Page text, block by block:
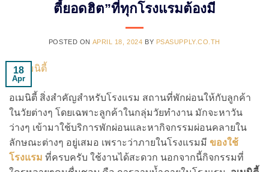
ตี้ยอดฮิต”ที่ทุกโรงแรมต้องมี
POSTED ON APRIL 18, 2024 BY PSASUPPLY.CO.TH
18
Apr
อเมนิตี้ สิ่งสำคัญสำหรับโรงแรม สถานที่พักผ่อนให้กับลูกค้า
ในวัยต่างๆ โดยเฉพาะลูกค้าในกลุ่มวัยทำงาน มักจะหาวัน
ว่างๆ เข้ามาใช้บริการพักผ่อนและหากิจกรรมผ่อนคลายใน
ลักษณะต่างๆ อยู่เสมอ เพราะว่าภายในโรงแรมมี ของใช้
โรงแรม ที่ครบครับ ใช้งานได้สะดวก นอกจากนี้กิจกรรมที่